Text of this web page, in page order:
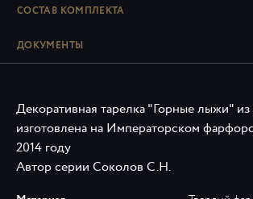
СОСТАВ КОМПЛЕКТА
ДОКУМЕНТЫ
Декоративная тарелка "Горные лыжи"
изготовлена на Императорском
2014 году
Автор серии Соколов С.Н.